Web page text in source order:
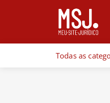
Todas as